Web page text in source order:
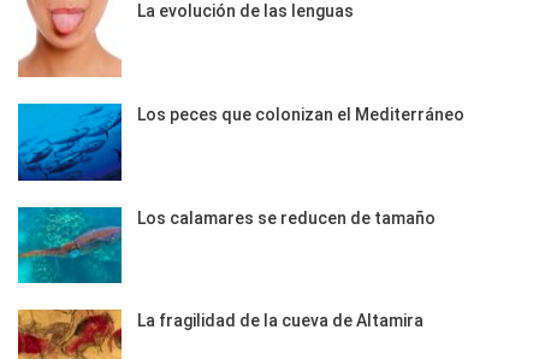
La evolución de las lenguas
Los peces que colonizan el Mediterráneo
Los calamares se reducen de tamaño
La fragilidad de la cueva de Altamira